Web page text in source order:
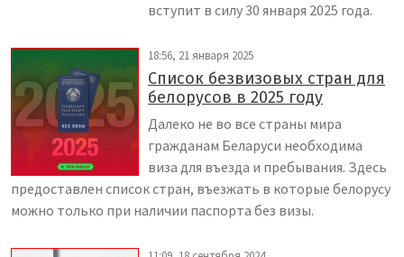
вступит в силу 30 января 2025 года.
18:56, 21 января 2025
Список безвизовых стран для
белорусов в 2025 году
Далеко не во все страны мира
гражданам Беларуси необходима
виза для въезда и пребывания. Здесь
предоставлен список стран, въезжать в которые белорусу
можно только при наличии паспорта без визы.